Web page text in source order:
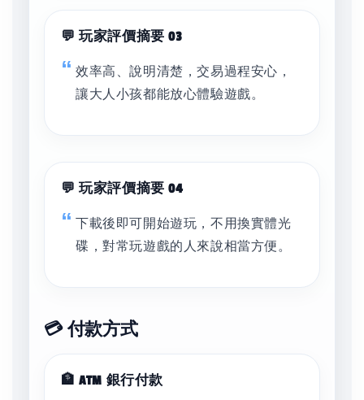
💬 玩家評價摘要 03
效率高、說明清楚，交易過程安心，
讓大人小孩都能放心體驗遊戲。
💬 玩家評價摘要 04
下載後即可開始遊玩，不用換實體光
碟，對常玩遊戲的人來說相當方便。
💳 付款方式
🏦 ATM 銀行付款